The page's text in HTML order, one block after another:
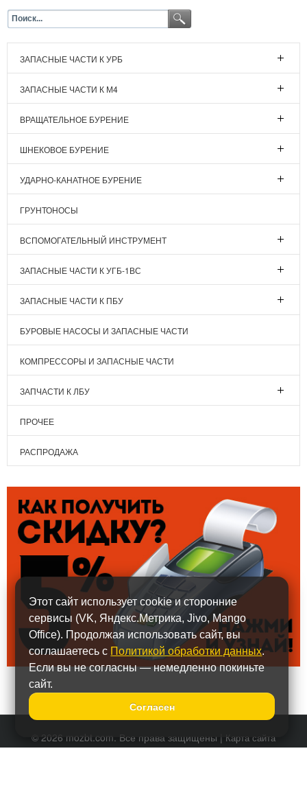
ЗАПАСНЫЕ ЧАСТИ К УРБ
ЗАПАСНЫЕ ЧАСТИ К М4
ВРАЩАТЕЛЬНОЕ БУРЕНИЕ
ШНЕКОВОЕ БУРЕНИЕ
УДАРНО-КАНАТНОЕ БУРЕНИЕ
ГРУНТОНОСЫ
ВСПОМОГАТЕЛЬНЫЙ ИНСТРУМЕНТ
ЗАПАСНЫЕ ЧАСТИ К УГБ-1ВС
ЗАПАСНЫЕ ЧАСТИ К ПБУ
БУРОВЫЕ НАСОСЫ И ЗАПАСНЫЕ ЧАСТИ
КОМПРЕССОРЫ И ЗАПАСНЫЕ ЧАСТИ
ЗАПЧАСТИ К ЛБУ
ПРОЧЕЕ
РАСПРОДАЖА
© 2026 mozbt.com. Все права защищены | Карта сайта
Этот сайт использует cookie и сторонние
сервисы (VK, Яндекс.Метрика, Jivo, Mango
Office). Продолжая использовать сайт, вы
соглашаетесь с Политикой обработки данных.
Если вы не согласны — немедленно покиньте
сайт.
Согласен